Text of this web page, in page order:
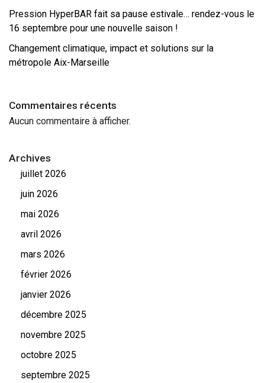
Pression HyperBAR fait sa pause estivale… rendez-vous le
16 septembre pour une nouvelle saison !
Changement climatique, impact et solutions sur la
métropole Aix-Marseille
Commentaires récents
Aucun commentaire à afficher.
Archives
juillet 2026
juin 2026
mai 2026
avril 2026
mars 2026
février 2026
janvier 2026
décembre 2025
novembre 2025
octobre 2025
septembre 2025